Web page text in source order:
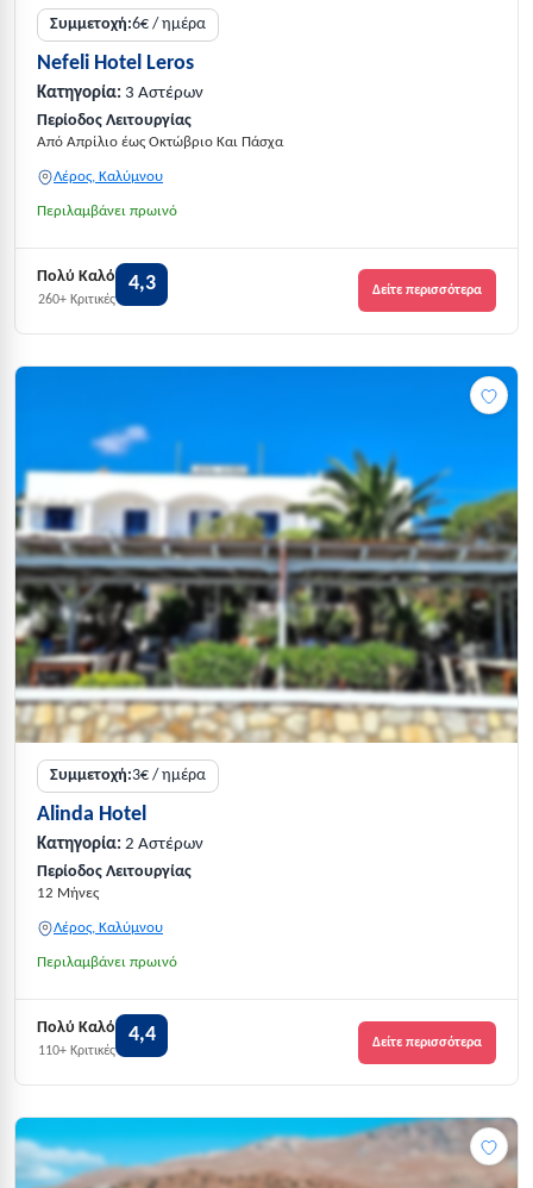
Συμμετοχή:6€ / ημέρα
Nefeli Hotel Leros
Κατηγορία: 3 Αστέρων
Περίοδος Λειτουργίας
Από Απρίλιο έως Οκτώβριο Και Πάσχα
Λέρος, Καλύμνου
Περιλαμβάνει πρωινό
Πολύ Καλό
260+ Κριτικές
4,3 Δείτε περισσότερα
Συμμετοχή:3€ / ημέρα
Alinda Hotel
Κατηγορία: 2 Αστέρων
Περίοδος Λειτουργίας
12 Μήνες
Λέρος, Καλύμνου
Περιλαμβάνει πρωινό
Πολύ Καλό
110+ Κριτικές
4,4 Δείτε περισσότερα